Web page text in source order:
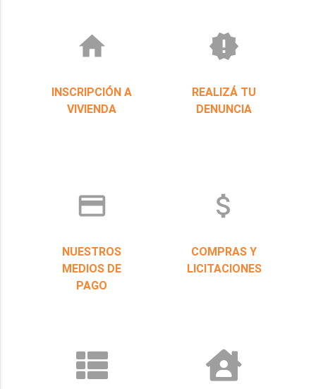
home
INSCRIPCIÓN A
VIVIENDA
new_releases
REALIZÁ TU
DENUNCIA
credit_card
NUESTROS
MEDIOS DE
PAGO
attach_money
COMPRAS Y
LICITACIONES